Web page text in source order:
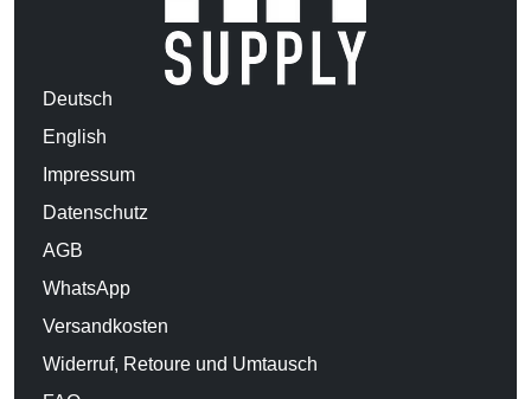
Deutsch
English
Impressum
Datenschutz
AGB
WhatsApp
Versandkosten
Widerruf, Retoure und Umtausch